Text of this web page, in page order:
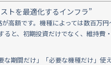
トを最適化するインフラ”
高額です。機種によっては数百万
ると、初期投資だけでなく、維持
な期間だけ」「必要な機種だけ」使え